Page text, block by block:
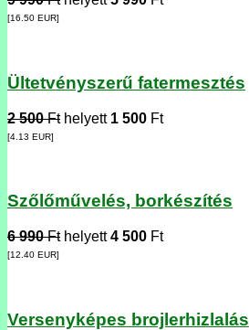
[16.50 EUR]
Ültetvényszerű fatermesztés
2 500 Fthelyett 1 500 Ft
[4.13 EUR]
Szőlőművelés, borkészítés
6 990 Fthelyett4 500 Ft
[12.40 EUR]
Versenyképes brojlerhizlalás